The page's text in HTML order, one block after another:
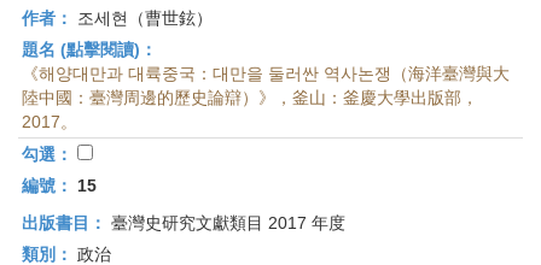
作者：
조세현（曹世鉉）
題名 (點擊閱讀)：
《해양대만과 대륙중국：대만을 둘러싼 역사논쟁（海洋臺灣與大
陸中國：臺灣周邊的歷史論辯）》，釜山：釜慶大學出版部，
2017。
勾選：
編號：
15
出版書目： 臺灣史研究文獻類目 2017 年度
類別： 政治